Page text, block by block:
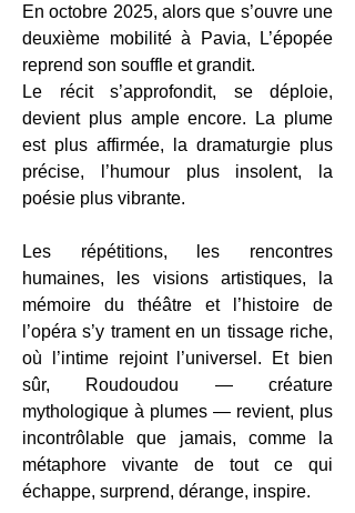
En octobre 2025, alors que s’ouvre une
deuxième mobilité à Pavia, L’épopée
reprend son souffle et grandit.
Le récit s’approfondit, se déploie,
devient plus ample encore. La plume
est plus affirmée, la dramaturgie plus
précise, l’humour plus insolent, la
poésie plus vibrante.
Les répétitions, les rencontres
humaines, les visions artistiques, la
mémoire du théâtre et l’histoire de
l’opéra s’y trament en un tissage riche,
où l’intime rejoint l’universel. Et bien
sûr, Roudoudou — créature
mythologique à plumes — revient, plus
incontrôlable que jamais, comme la
métaphore vivante de tout ce qui
échappe, surprend, dérange, inspire.